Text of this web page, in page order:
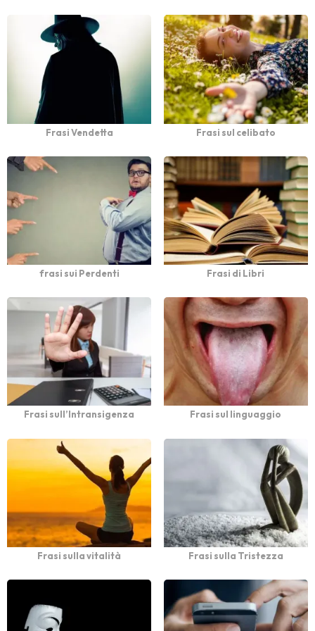
Frasi Vendetta Frasi sul celibato
frasi sui Perdenti Frasi di Libri
Frasi sull’Intransigenza Frasi sul linguaggio
Frasi sulla vitalità Frasi sulla Tristezza